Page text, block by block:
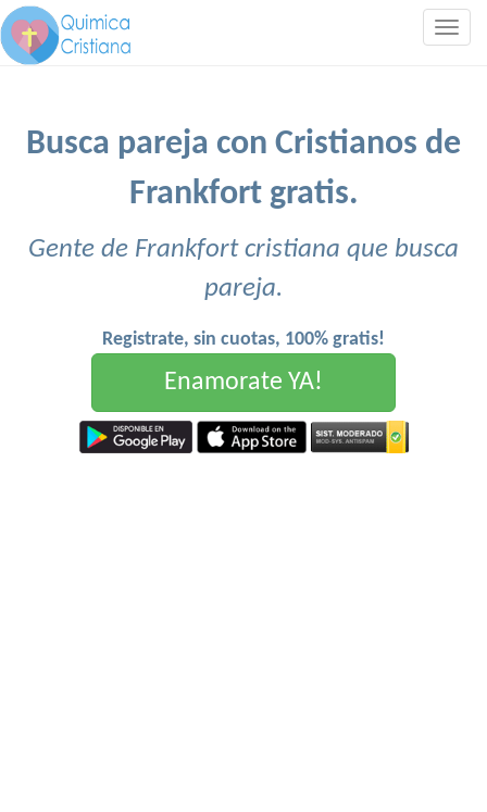
Busca pareja con Cristianos de
Frankfort gratis.
Gente de Frankfort cristiana que busca
pareja.
Registrate, sin cuotas, 100% gratis!
Enamorate YA!